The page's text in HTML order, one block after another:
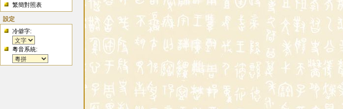
繁簡對照表
設定
冷僻字:
粵音系統: